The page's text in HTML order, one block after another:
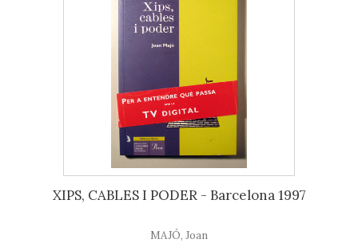
XIPS, CABLES I PODER - Barcelona 1997
MAJÓ, Joan